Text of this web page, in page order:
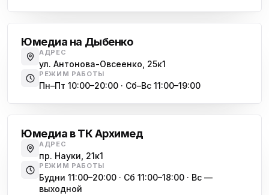
ю ул. Белы Куна, 24к1
ю
Юмедиа в Купчино
ул. Будапештская, 87-3
Юмедиа Сервис в Колпино
ю
Юмедиа во Всеволожске
пр. Христиновский 28, Всеволожск
Юмедиа на Дыбенко
АДРЕС
ул. Антонова-Овсеенко, 25к1
РЕЖИМ РАБОТЫ
Пн–Пт 10:00–20:00 · Сб–Вс 11:00–19:00
Юмедиа в ТК Архимед
АДРЕС
пр. Науки, 21к1
РЕЖИМ РАБОТЫ
Будни 11:00–20:00 · Сб 11:00–18:00 · Вс —
выходной